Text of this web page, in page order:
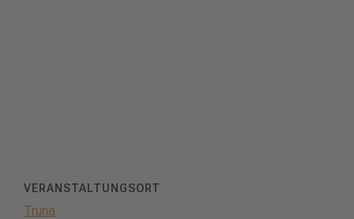
VERANSTALTUNGSORT
Truna